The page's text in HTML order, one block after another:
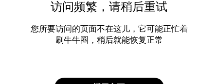
访问频繁，请稍后重试
您所要访问的页面不在这儿，它可能正忙着
刷牛牛圈，稍后就能恢复正常